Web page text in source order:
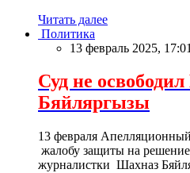
Читать далее
Политика
13 февраль 2025, 17:01
Суд не
Бяйляргызы
13 февраля
жалобу защиты на решение
журналистки Шахназ